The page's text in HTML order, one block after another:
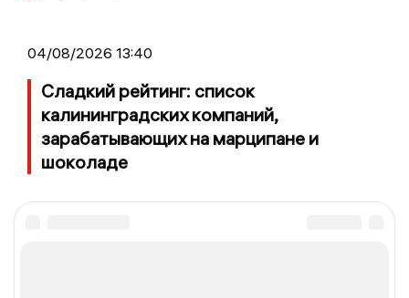
04/08/2026 13:40
Сладкий рейтинг: список
калининградских компаний,
зарабатывающих на марципане и
шоколаде